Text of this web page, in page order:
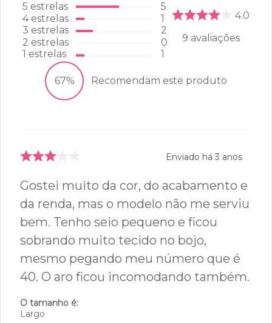
5 estrelas
4estrelas
3 estrelas
2 estrelas
1 estrelas
5
1
2
0
1
4.0
9 avaliações
67% Recomendam este produto
Enviado há 3 anos
Gostei muito da cor, do acabamento e
da renda, mas o modelo não me serviu
bem. Tenho seio pequeno e ficou
sobrando muito tecido no bojo,
mesmo pegando meu número que é
40. O aro ficou incomodando também.
O tamanho é:
Largo